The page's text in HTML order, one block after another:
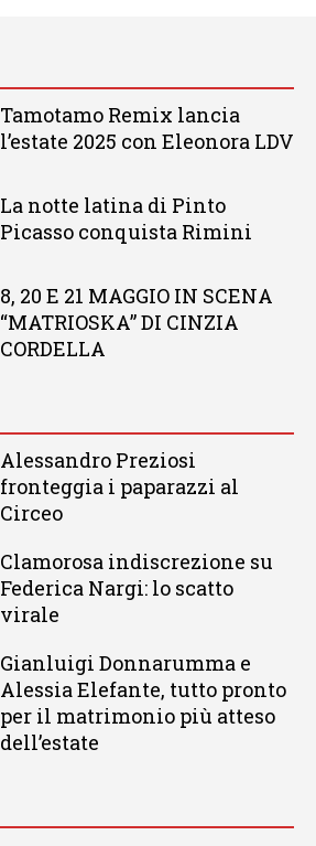
Tamotamo Remix lancia
l’estate 2025 con Eleonora LDV
La notte latina di Pinto
Picasso conquista Rimini
8, 20 E 21 MAGGIO IN SCENA
“MATRIOSKA” DI CINZIA
CORDELLA
Alessandro Preziosi
fronteggia i paparazzi al
Circeo
Clamorosa indiscrezione su
Federica Nargi: lo scatto
virale
Gianluigi Donnarumma e
Alessia Elefante, tutto pronto
per il matrimonio più atteso
dell’estate